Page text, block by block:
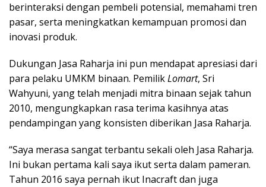
berinteraksi dengan pembeli potensial, memahami tren
pasar, serta meningkatkan kemampuan promosi dan
inovasi produk.
Dukungan Jasa Raharja ini pun mendapat apresiasi dari
para pelaku UMKM binaan. PemilikLomart, Sri
Wahyuni, yang telah menjadi mitra binaan sejak tahun
2010, mengungkapkan rasa terima kasihnya atas
pendampingan yang konsisten diberikan Jasa Raharja.
“Saya merasa sangat terbantu sekali oleh Jasa Raharja.
Ini bukan pertama kali saya ikut serta dalam pameran.
Tahun 2016 saya pernah ikut Inacraft dan juga